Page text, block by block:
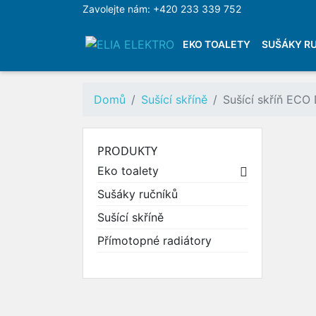
Zavolejte nám: +420 233 339 752
EKO TOALETY
SEPARAČNÍ TOALETY
BIO FLUSH TOALETY
PISOÁRY BEZ VODY
SUŠÁKY
Domů Sušící skříně Sušící skříň
PRODUKTY
Eko toalety

Sušáky ručníků
Sušící skříně
Přímotopné radiátory